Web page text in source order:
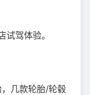
驾体验。
几款轮胎/轮毂